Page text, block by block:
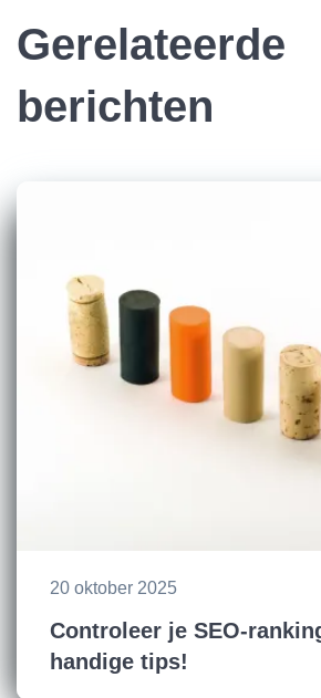
Gerelateerde
berichten
20 oktober 2025
Controleer je SEO-
handige tips!